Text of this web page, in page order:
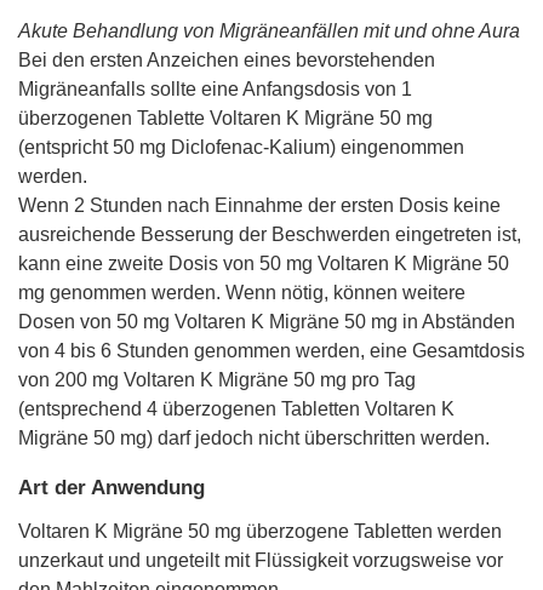
Akute Behandlung von Migräneanfällen mit und ohne Aura
Bei den ersten Anzeichen eines bevorstehenden
Migräneanfalls sollte eine Anfangsdosis von 1
überzogenen Tablette Voltaren K Migräne 50 mg
(entspricht 50 mg Diclofenac-Kalium) eingenommen
werden.
Wenn 2 Stunden nach Einnahme der ersten Dosis keine
ausreichende Besserung der Beschwerden eingetreten ist,
kann eine zweite Dosis von 50 mg Voltaren K Migräne 50
mg genommen werden. Wenn nötig, können weitere
Dosen von 50 mg Voltaren K Migräne 50 mg in Abständen
von 4 bis 6 Stunden genommen werden, eine Gesamtdosis
von 200 mg Voltaren K Migräne 50 mg pro Tag
(entsprechend 4 überzogenen Tabletten Voltaren K
Migräne 50 mg) darf jedoch nicht überschritten werden.
Art der Anwendung
Voltaren K Migräne 50 mg überzogene Tabletten werden
unzerkaut und ungeteilt mit Flüssigkeit vorzugsweise vor